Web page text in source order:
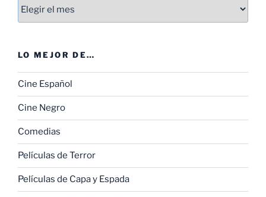
LO MEJOR DE…
Cine Español
Cine Negro
Comedias
Películas de Terror
Películas de Capa y Espada